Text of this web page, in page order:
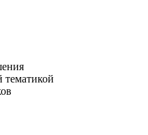
тематикой